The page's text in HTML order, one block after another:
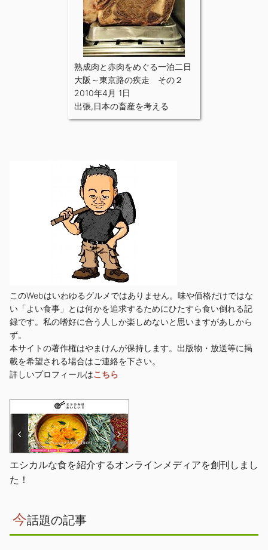
熟成肉と赤肉をめぐる一泊二日
大阪～東京路の疾走 その２
2010年4月 1日
出張,日本の畜産を考える
このWebはいわゆるグルメではありません。味や価格だけではな
い「よい食事」とは何かを追求するためにひたすら食い倒れる記
録です。私の嗜好に合う人しか楽しめないと思いますがあしから
ず。
本サイトの著作権はやまけんが保持します。出版物・放送等に掲
載を希望される場合はご連絡を下さい。
詳しいプロフィールはこちら
エシカルな食を紹介するオンラインメディアを創刊しまし
た！
今話題の記事